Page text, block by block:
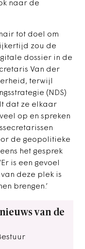
naar de
tot doel om
zou de
dossier in de
Van der
terwijl
(NDS)
dat ze elkaar
op en spreken
de geopolitieke
het gesprek
is een gevoel
van deze plek is
brengen.’
van de